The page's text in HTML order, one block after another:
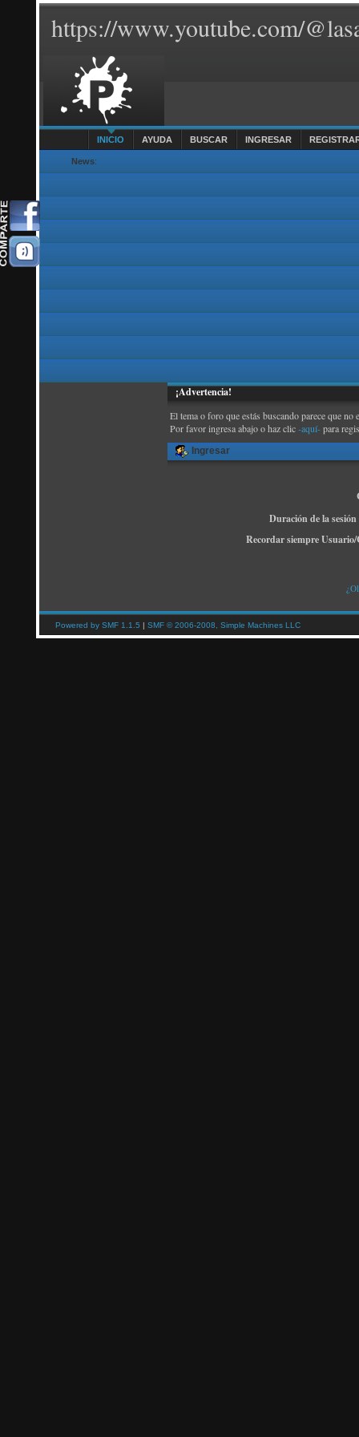
https://www.youtube.com/
INICIO AYUDA BUSCAR INGRESAR
News:
¡Advertencia!
El tema o foro que estás buscando parece que
Por favor ingresa abajo o haz clic-aquí-para
Ingresar
Duración de la
Recordar siempre
Powered by SMF 1.1.5 | SMF © 2006-2008, Simple Machines LLC